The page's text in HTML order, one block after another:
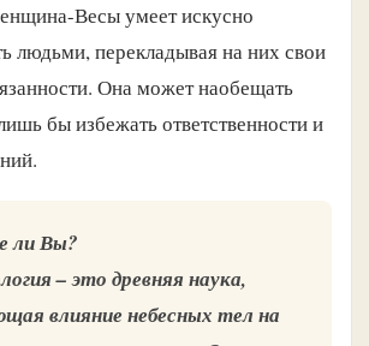
Весы умеет искусно
людьми, перекладывая на них свои
Она может наобещать
бы избежать ответственности и
ли Вы?
– это древняя наука,
влияние небесных тел на